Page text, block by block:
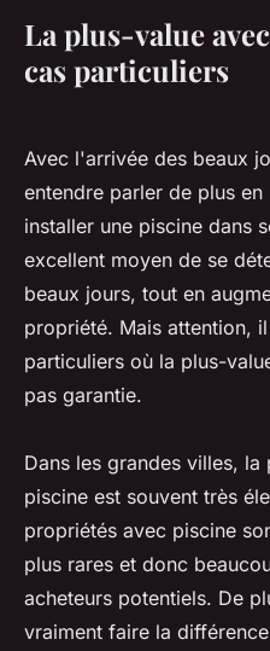
La plus-value
cas particuliers
Avec l'arrivée des beaux
entendre parler de plus
installer une piscine dans
excellent moyen de se
beaux jours, tout en
propriété. Mais attention,
particuliers où la plus-
pas garantie.
Dans les grandes villes,
piscine est souvent très
propriétés avec piscine
plus rares et donc
acheteurs potentiels. De
vraiment faire la